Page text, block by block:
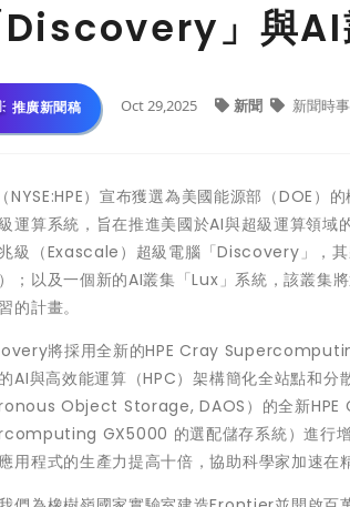
Discovery」與
推廣新聞稿 Oct 29,2025 新聞 新聞時事
NYSE:HPE）宣布獲選為美國能源部（DOE
運算系統，旨在推進美國於AI與超級運算領
級（Exascale）超級電腦「Discovery」，
；以及一個新的AI叢集「Lux」系統，該叢
的計畫。
將採用全新的HPE Cray
AI與高效能運算（HPC）架構簡化全站點和
Object Storage, DAOS）的全新
GX5000 的選配儲存系統）進行
用程式的生產力提高十倍，協助科學家加速在